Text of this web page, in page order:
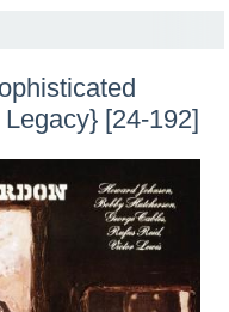
[24-192]